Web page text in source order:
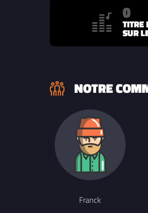
0
TITRE
SUR
NOTRE
Franck